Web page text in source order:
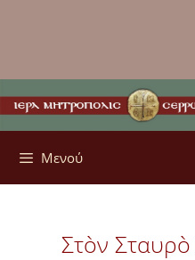
Μενού
Στὸν